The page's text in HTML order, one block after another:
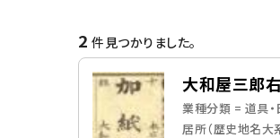
2 件見つかりました。
大和屋三郎
業種分類 = 道具・
居所（歴史地名大